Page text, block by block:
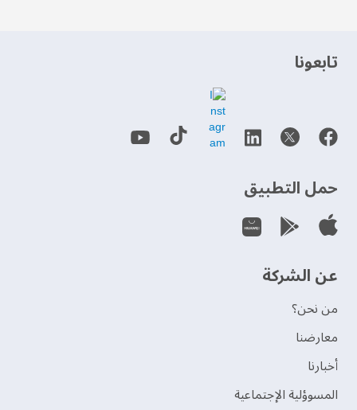
‫تابعونا‬
حمل التطبيق
عن الشركة
من نحن؟
‫معارضنا‬
‫أخبارنا‬
المسوؤلية الإجتماعية